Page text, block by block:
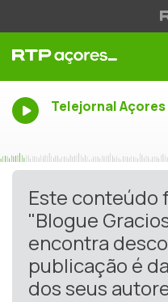
Telejornal Açores
Este conteúdo
"Blogue
encontra
publicação é
dos seus